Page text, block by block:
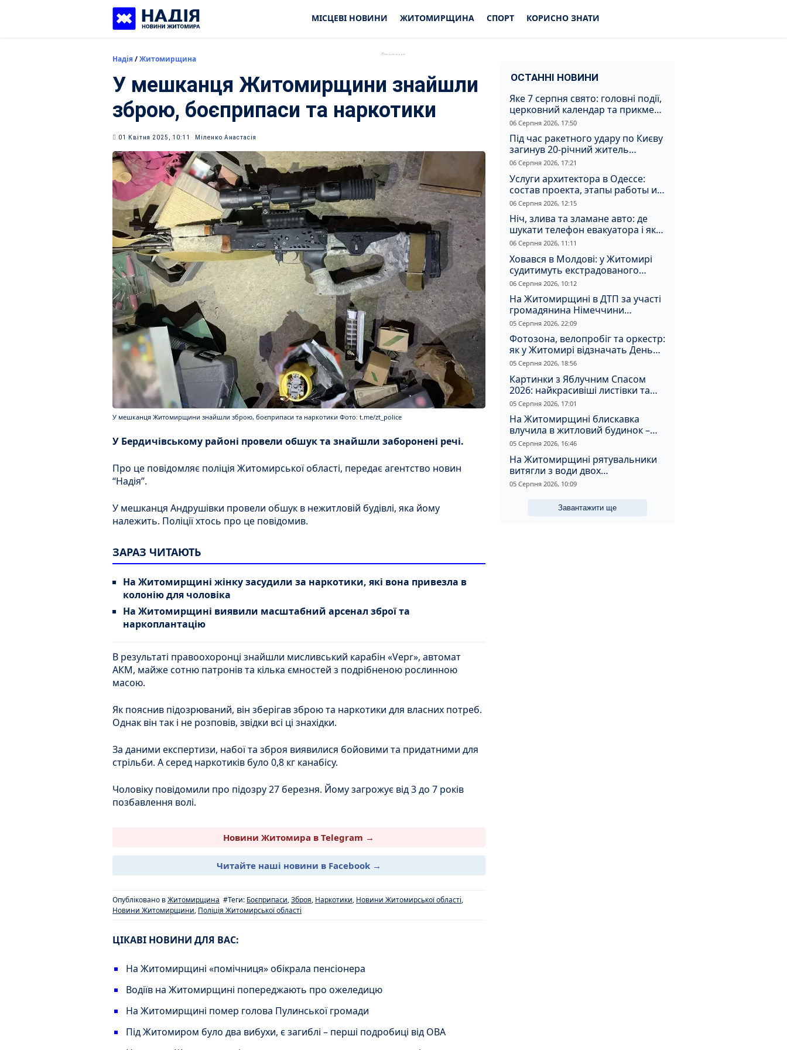
МІСЦЕВІ НОВИНИ ЖИТОМИРЩИНА СПОРТ КОРИСНО ЗНАТИ
Надія/Житомирщина
У мешканця Житомирщини знайшли
зброю, боєприпаси та наркотики
01 Квітня 2025, 10:11 Міленко Анастасія
У мешканця Житомирщини знайшли зброю, боєприпаси та наркотики Фото: t.me/zt_police
У Бердичівському районі провели обшук та знайшли заборонені речі.
Про це повідомляє поліція Житомирської області, передає агентство новин
“Надія”.
У мешканця Андрушівки провели обшук в нежитловій будівлі, яка йому
належить. Поліції хтось про це повідомив.
ЗАРАЗ ЧИТАЮТЬ
На Житомирщині жінку засудили за наркотики, які вона привезла в
колонію для чоловіка
На Житомирщині виявили масштабний арсенал зброї та
наркоплантацію
В результаті правоохоронці знайшли мисливський карабін «Vepr», автомат
АКМ, майже сотню патронів та кілька ємностей з подрібненою рослинною
масою.
Як пояснив підозрюваний, він зберігав зброю та наркотики для власних потреб.
Однак він так і не розповів, звідки всі ці знахідки.
За даними експертизи, набої та зброя виявилися бойовими та придатними для
стрільби. А серед наркотиків було 0,8 кг канабісу.
Чоловіку повідомили про підозру 27 березня. Йому загрожує від 3 до 7 років
позбавлення волі.
Новини Житомира в Telegram →
Читайте наші новини в Facebook →
Опубліковано вЖитомирщина #Теги: Боєприпаси,Зброя, Наркотики, Новини Житомирської області,
Новини Житомирщини, Поліція Житомирської області
ЦІКАВІ НОВИНИ ДЛЯ ВАС:
На Житомирщині «помічниця» обікрала пенсіонера
Водіїв на Житомирщині попереджають про ожеледицю
На Житомирщині помер голова Пулинської громади
Під Житомиром було два вибухи, є загиблі – перші подробиці від ОВА
ОСТАННІ НОВИНИ
Яке 7 серпня свято: головні події,
церковний календар та прикмети
дня
06 Серпня 2026, 17:50
Під час ракетного удару по Києву
загинув 20-річний житель
Житомирщини
06 Серпня 2026, 17:21
Услуги архитектора в Одессе:
состав проекта, этапы работы и
стоимость
06 Серпня 2026, 12:15
Ніч, злива та зламане авто: де
шукати телефон евакуатора і як
не натрапити на аферистів
06 Серпня 2026, 11:11
Ховався в Молдові: у Житомирі
судитимуть екстрадованого
іноземця за сурогатний спирт і
відмивання грошей
06 Серпня 2026, 10:12
На Житомирщині в ДТП за участі
громадянина Німеччини
постраждали двоє людей
05 Серпня 2026, 22:09
Фотозона, велопробіг та оркестр:
як у Житомирі відзначать День
Прапора та День Незалежності
05 Серпня 2026, 18:56
Картинки з Яблучним Спасом
2026: найкрасивіші листівки та
щирі привітання зі святом
05 Серпня 2026, 17:01
На Житомирщині блискавка
влучила в житловий будинок –
спалахнула пожежа
05 Серпня 2026, 16:46
На Житомирщині рятувальники
витягли з води двох
потопельників
05 Серпня 2026, 10:09
Завантажити ще